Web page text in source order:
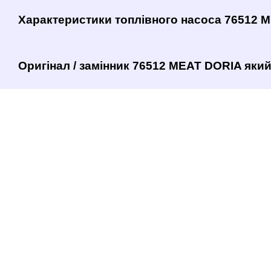
Характеристики топлівного насоса 76512
Оригінал / замінник 76512 MEAT DORIA